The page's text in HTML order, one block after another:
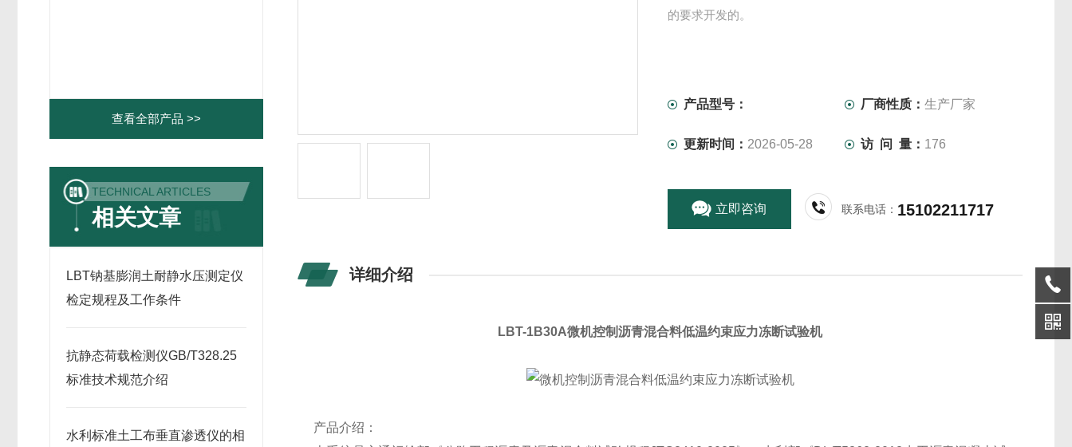
查看全部产品 >>
TECHNICAL ARTICLES
相关文章
LBT钠基膨润土耐静水压测定仪
检定规程及工作条件
抗静态荷载检测仪GB/T328.25
标准技术规范介绍
水利标准土工布垂直渗透仪的相
的要求开发的。
产品型号： 厂商性质：生产厂家
更新时间： 2026-05-28 访 问 量： 176
立即咨询 联系电话： 15102211717
详细介绍
LBT-1B30A微机控制沥青混合料低温约束应力冻断试验机
产品介绍：